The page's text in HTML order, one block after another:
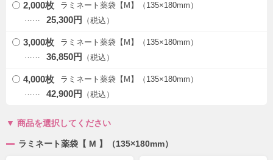
2,000枚 ラミネート薬袋【M】（135×180mm）
25,300円
3,000枚 ラミネート薬袋【M】（135×180mm）
36,850円
4,000枚 ラミネート薬袋【M】（135×180mm）
42,900円
商品を選択してください
ラミネート薬袋【 M 】（135×180mm）